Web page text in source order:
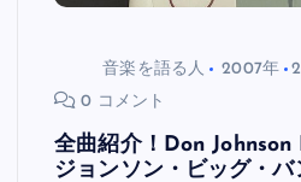
音楽を語る人 2007年
0 コメント
全曲紹介！Don Johnson
ジョンソン・ビッグ・